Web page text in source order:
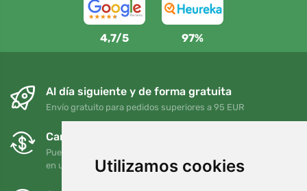
Utilizamos cookies
4,7/5 97%
Al día siguiente y de forma gratuita
Envío gratuito para pedidos superiores a 95 EUR
Cambios y devoluciones gratuitos
Puede devolver o cambiar su pedido en cualquier momento
en un plazo de 90 días